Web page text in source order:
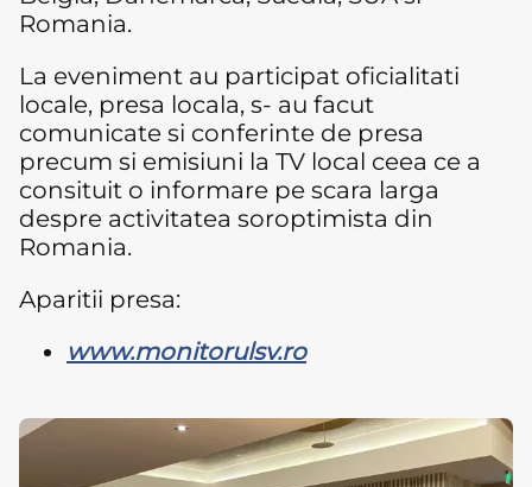
Romania.
La eveniment au participat oficialitati
locale, presa locala, s- au facut
comunicate si conferinte de presa
precum si emisiuni la TV local ceea ce a
consituit o informare pe scara larga
despre activitatea soroptimista din
Romania.
Aparitii presa:
www.monitorulsv.ro